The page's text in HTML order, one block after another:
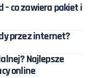
– co zawiera pakiet i
przez internet?
Najlepsze
online